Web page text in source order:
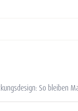
So bleiben